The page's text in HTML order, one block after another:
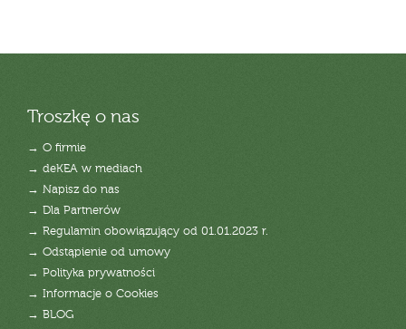
Troszkę o nas
→ O firmie
→ deKEA w mediach
→ Napisz do nas
→ Dla Partnerów
→ Regulamin obowiązujący od 01.01.2023 r.
→ Odstąpienie od umowy
→ Polityka prywatności
→ Informacje o Cookies
→ BLOG